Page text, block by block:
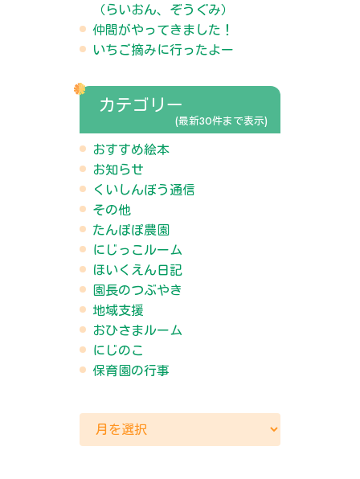
（らいおん、ぞうぐみ）
仲間がやってきました！
いちご摘みに行ったよー
カテゴリー
(最新30件まで表示)
おすすめ絵本
お知らせ
くいしんぼう通信
その他
たんぽぽ農園
にじっこルーム
ほいくえん日記
園長のつぶやき
地域支援
おひさまルーム
にじのこ
保育園の行事